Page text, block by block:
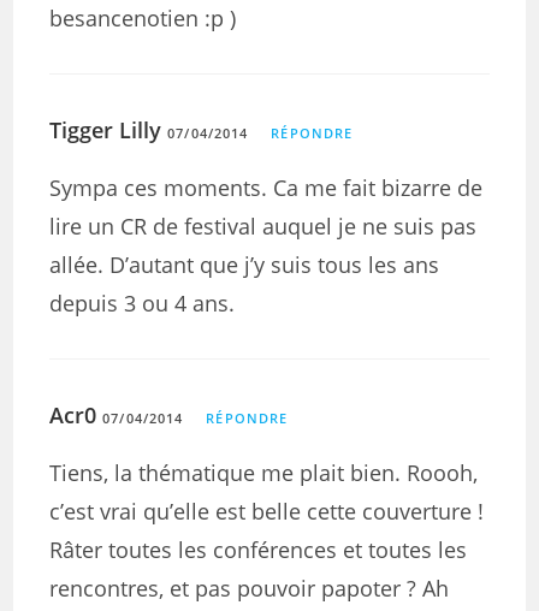
besancenotien :p )
Tigger Lilly 07/04/2014 RÉPONDRE
Sympa ces moments. Ca me fait bizarre de
lire un CR de festival auquel je ne suis pas
allée. D’autant que j’y suis tous les ans
depuis 3 ou 4 ans.
Acr0 07/04/2014 RÉPONDRE
Tiens, la thématique me plait bien. Roooh,
c’est vrai qu’elle est belle cette couverture !
Râter toutes les conférences et toutes les
rencontres, et pas pouvoir papoter ? Ah